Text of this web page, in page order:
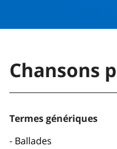
Chansons
Termes génériques
Ballades